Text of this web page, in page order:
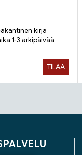
kirja
1-3 arkipäivää
TILAA